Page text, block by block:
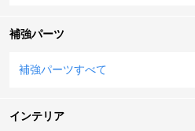
補強パーツ
補強パーツすべて
インテリア